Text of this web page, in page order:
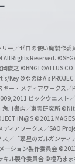
ー／ゼロの使い魔製作委
All Rights Reserved.
俊之 ©BNGI ©ATLUS
Key ©なのはA's
ー・メディアワークス／
ビックウエスト
川書店／東雲研究所
iM@S ©2012
ィアワークス／SAO
／「翠星のガルガンティ
ーション製作委員会
キル製作委員会 ©橙乃まま